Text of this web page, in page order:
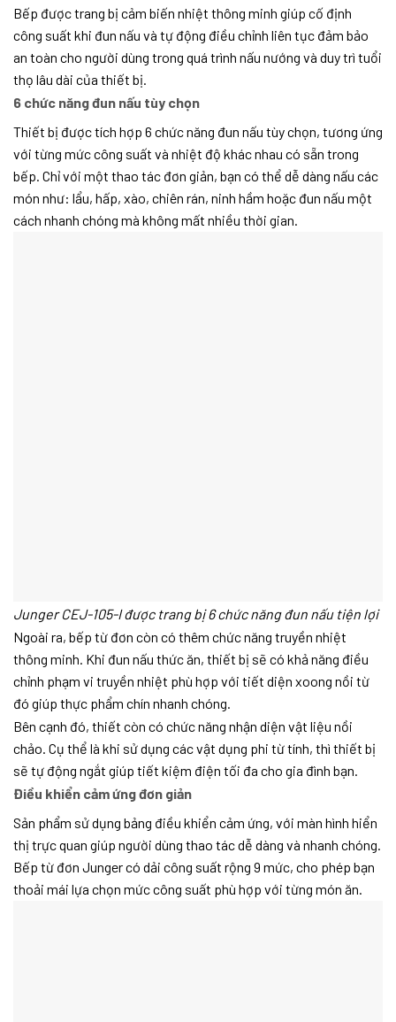
Bếp được trang bị cảm biến nhiệt thông minh giúp cố định
công suất khi đun nấu và tự động điều chỉnh liên tục đảm bảo
an toàn cho người dùng trong quá trình nấu nướng và duy trì tuổi
thọ lâu dài của thiết bị.
6 chức năng đun nấu tùy chọn
Thiết bị được tích hợp 6 chức năng đun nấu tùy chọn, tương ứng
với từng mức công suất và nhiệt độ khác nhau có sẵn trong
bếp. Chỉ với một thao tác đơn giản, bạn có thể dễ dàng nấu các
món như: lẩu, hấp, xào, chiên rán, ninh hầm hoặc đun nấu một
cách nhanh chóng mà không mất nhiều thời gian.
Junger CEJ-105-I được trang bị 6 chức năng đun nấu tiện lợi
Ngoài ra, bếp từ đơn còn có thêm chức năng truyền nhiệt
thông minh. Khi đun nấu thức ăn, thiết bị sẽ có khả năng điều
chỉnh phạm vi truyền nhiệt phù hợp với tiết diện xoong nồi từ
đó giúp thực phẩm chín nhanh chóng.
Bên cạnh đó, thiết còn có chức năng nhận diện vật liệu nồi
chảo. Cụ thể là khi sử dụng các vật dụng phi từ tính, thì thiết bị
sẽ tự động ngắt giúp tiết kiệm điện tối đa cho gia đình bạn.
Điều khiển cảm ứng đơn giản
Sản phẩm sử dụng bảng điều khiển cảm ứng, với màn hình hiển
thị trực quan giúp người dùng thao tác dễ dàng và nhanh chóng.
Bếp từ đơn Junger có dải công suất rộng 9 mức, cho phép bạn
thoải mái lựa chọn mức công suất phù hợp với từng món ăn.